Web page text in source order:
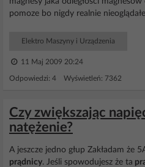
pomoze bo nigdy realnie
Elektro Maszyny i Urządzenia
11 Maj 2009 20:24
Odpowiedzi: 4 Wyświetleń: 7362
Czy zwiększając
natężenie?
A jeszcze jedno głup Zakładam że
prądnicy. Jeśli spowodujesz że ta